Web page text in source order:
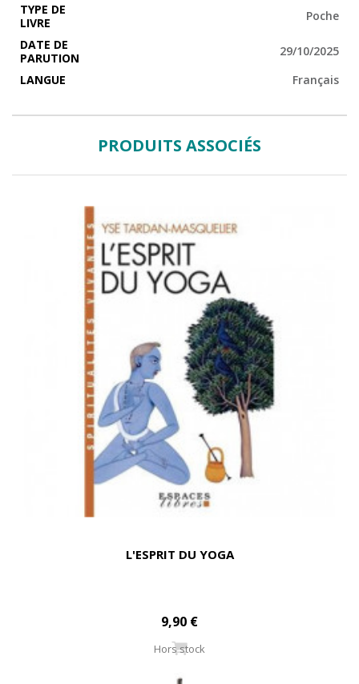
TYPE DE
LIVRE
Poche
DATE DE
PARUTION
29/10/2025
LANGUE
Français
PRODUITS ASSOCIÉS
L'ESPRIT DU YOGA
9,90 €
Hors stock